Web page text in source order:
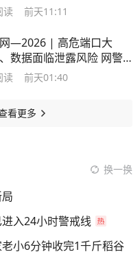
读 前天11:11
—2026 | 高危端口大
数据面临泄露风险 网警
查处一未依法履行网络安
读 前天01:40
看更多
换一换
入24小时警戒线
小6分钟收完1千斤稻谷